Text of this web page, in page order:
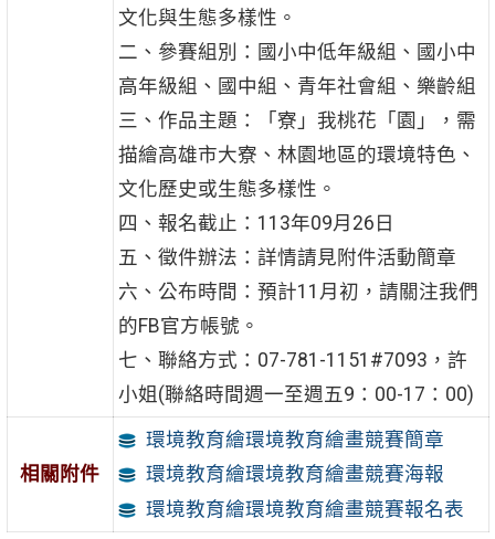
文化與生態多樣性。
二、參賽組別：國小中低年級組、國小中
高年級組、國中組、青年社會組、樂齡組
三、作品主題：「寮」我桃花「園」，需
描繪高雄市大寮、林園地區的環境特色、
文化歷史或生態多樣性。
四、報名截止：113年09月26日
五、徵件辦法：詳情請見附件活動簡章
六、公布時間：預計11月初，請關注我們
的FB官方帳號。
七、聯絡方式：07-781-1151#7093，許
小姐(聯絡時間週一至週五9：00-17：00)
相關附件
環境教育繪環境教育繪畫競賽簡章
環境教育繪環境教育繪畫競賽海報
環境教育繪環境教育繪畫競賽報名表